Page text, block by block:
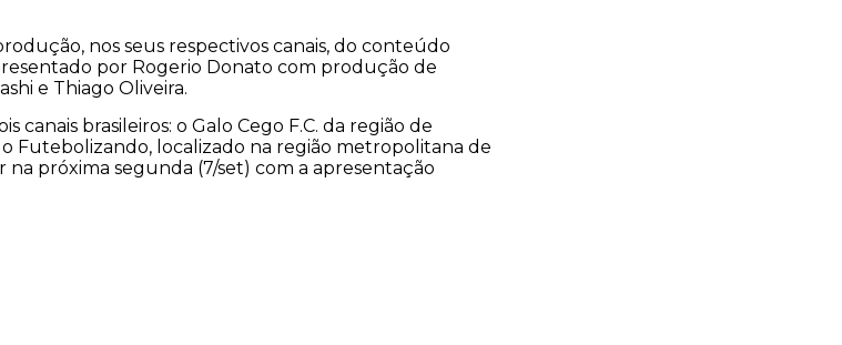
nos seus respectivos canais, do conteúdo
por Rogerio Donato com produção de
e Thiago Oliveira.
canais brasileiros: o Galo Cego F.C. da região de
o Futebolizando, localizado na região metropolitana de
próxima segunda (7/set) com a apresentação